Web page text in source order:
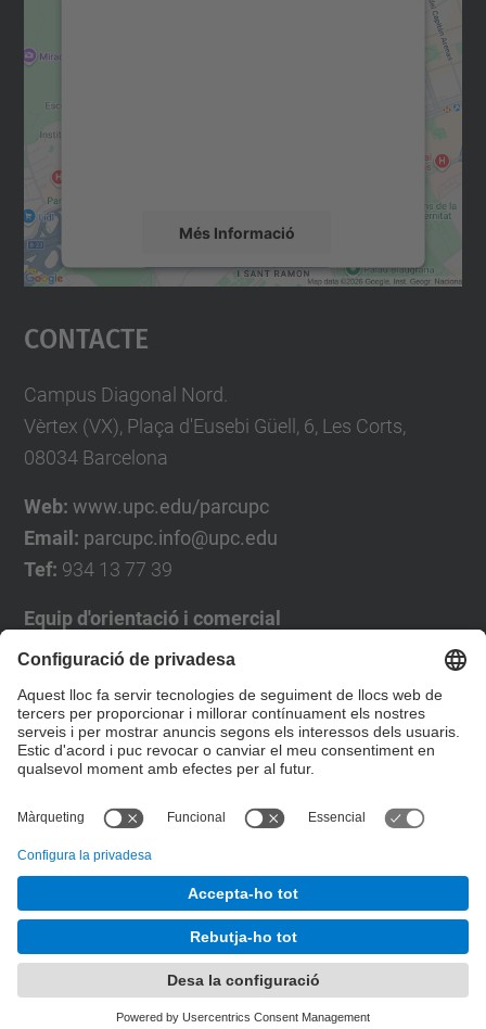
Més Informació
Accepta
powered by
Contacte
Campus Diagonal Nord.
Vèrtex (VX), Plaça d'Eusebi Güell, 6, Les Corts,
08034 Barcelona
Web: www.upc.edu/parcupc
Email: parcupc.info@upc.edu
Tef: 934 13 77 39
Equip d'orientació i comercial
José Luís Grande
Tel. 93 4137194
jose.luis.grande@upc.edu
Formulari de contacte
Desenvolupat amb